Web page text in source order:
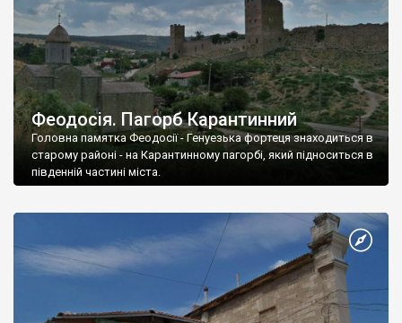
Феодосія. Пагорб Карантинний
Головна памятка Феодосії - Генуезька фортеця знаходиться в
старому районі - на Карантинному пагорбі, який підноситься в
південній частині міста.